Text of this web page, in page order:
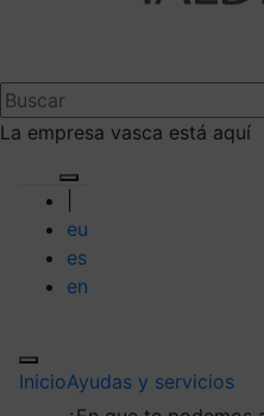
La empresa vasca está aquí
eu
es
en
InicioAyudas y servicios